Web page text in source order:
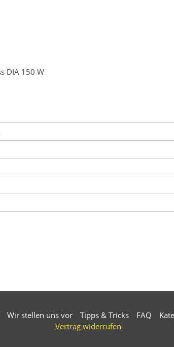
DIA 150 W
Wir stellen uns vor Tipps & Tricks FAQ
Vertrag widerrufen